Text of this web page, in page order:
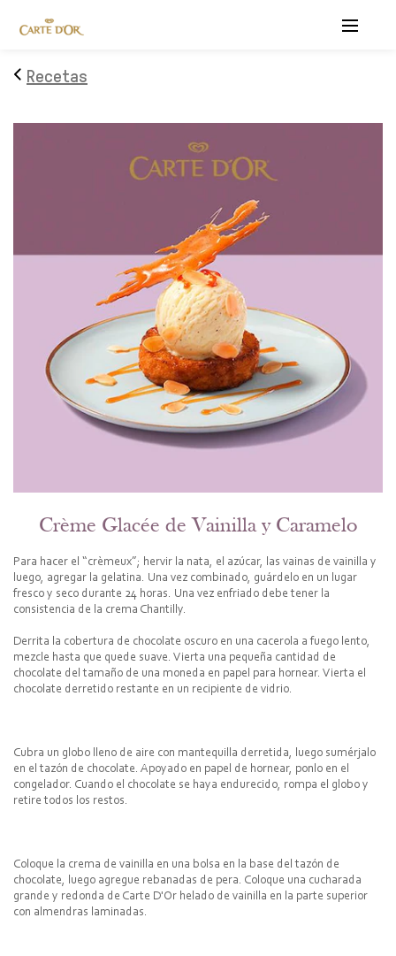
Menu
Recetas
Crème Glacée de Vainilla y Caramelo
Para hacer el “crèmeux”; hervir la nata, el azúcar, las vainas de vainilla y
luego, agregar la gelatina. Una vez combinado, guárdelo en un lugar
fresco y seco durante 24 horas. Una vez enfriado debe tener la
consistencia de la crema Chantilly.
Derrita la cobertura de chocolate oscuro en una cacerola a fuego lento,
mezcle hasta que quede suave. Vierta una pequeña cantidad de
chocolate del tamaño de una moneda en papel para hornear. Vierta el
chocolate derretido restante en un recipiente de vidrio.
Cubra un globo lleno de aire con mantequilla derretida, luego sumérjalo
en el tazón de chocolate. Apoyado en papel de hornear, ponlo en el
congelador. Cuando el chocolate se haya endurecido, rompa el globo y
retire todos los restos.
Coloque la crema de vainilla en una bolsa en la base del tazón de
chocolate, luego agregue rebanadas de pera. Coloque una cucharada
grande y redonda de Carte D'Or helado de vainilla en la parte superior
con almendras laminadas.